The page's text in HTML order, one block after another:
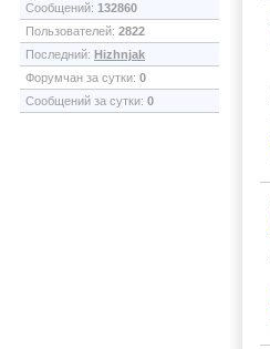
Сообщений: 132860
Пользователей: 2822
Последний: Hizhnjak
Форумчан за сутки: 0
Сообщений за сутки: 0